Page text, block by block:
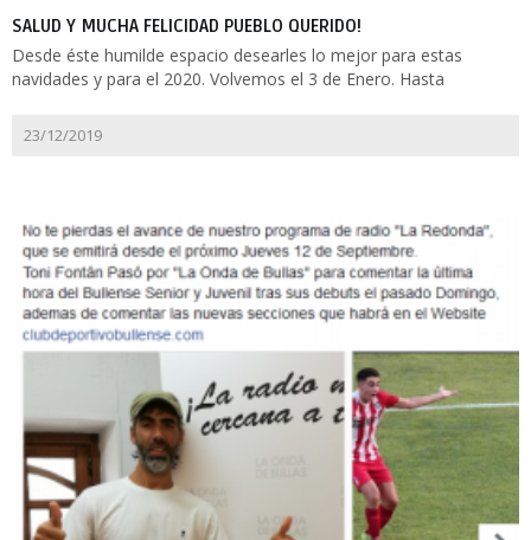
SALUD Y MUCHA FELICIDAD PUEBLO QUERIDO!
Desde éste humilde espacio desearles lo mejor para estas
navidades y para el 2020. Volvemos el 3 de Enero. Hasta
23/12/2019